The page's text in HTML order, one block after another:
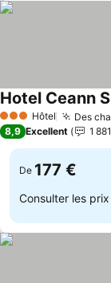
3 ÉtoilesHôtel Des
Hotel Ceann
8,9 Excellent 1 881
De 177 €
Consulter les